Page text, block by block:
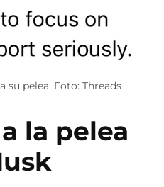
su pelea. Foto: Threads
la pelea